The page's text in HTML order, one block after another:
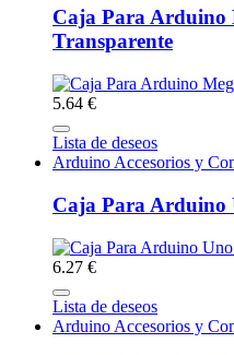
Caja Para Arduino
Transparente
5.64 €
Lista de deseos
Arduino Accesorios y
Caja Para Arduino
6.27 €
Lista de deseos
Arduino Accesorios y